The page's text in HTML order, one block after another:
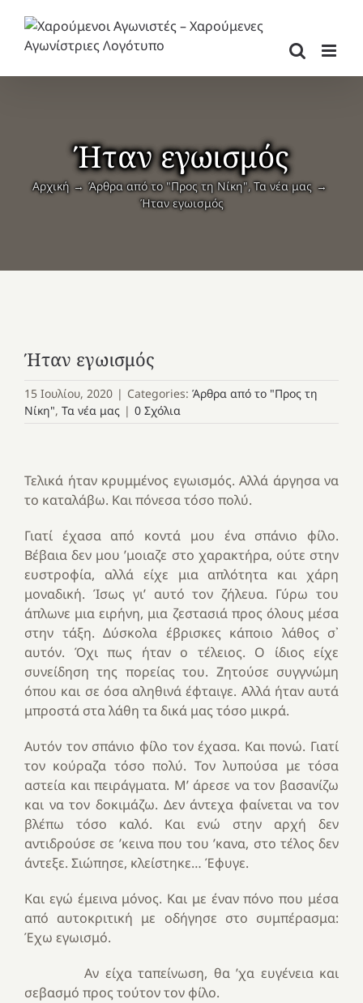
περιεχόμενο
Ήταν εγωισμός
Αρχική Άρθρα από το "Προς τη Νίκη" Τα νέα μας
Ήταν εγωισμός
Ήταν εγωισμός
15 Ιουλίου, 2020 | Categories: Άρθρα από το "Προς τη
Νίκη", Τα νέα μας | 0 Σχόλια
Τελικά ήταν κρυμμένος εγωισμός. Αλλά άργησα να
το καταλάβω. Και πόνεσα τόσο πολύ.
Γιατί έχασα από κοντά μου ένα σπάνιο φίλο.
Βέβαια δεν μου ’μοιαζε στο χαρακτήρα, ούτε στην
ευστροφία, αλλά είχε μια απλότητα και χάρη
μοναδική. Ίσως γι’ αυτό τον ζήλευα. Γύρω του
άπλωνε μια ειρήνη, μια ζεστασιά προς όλους μέσα
στην τάξη. Δύσκολα έβρισκες κάποιο λάθος σ᾿
αυτόν. Όχι πως ήταν ο τέλειος. Ο ίδιος είχε
συνείδηση της πορείας του. Ζητούσε συγγνώμη
όπου και σε όσα αληθινά έφταιγε. Αλλά ήταν αυτά
μπροστά στα λάθη τα δικά μας τόσο μικρά.
Αυτόν τον σπάνιο φίλο τον έχασα. Και πονώ. Γιατί
τον κούραζα τόσο πολύ. Τον λυπούσα με τόσα
αστεία και πειράγματα. Μ’ άρεσε να τον βασανίζω
και να τον δοκιμάζω. Δεν άντεχα φαίνεται να τον
βλέπω τόσο καλό. Και ενώ στην αρχή δεν
αντιδρούσε σε ’κεινα που του ’κανα, στο τέλος δεν
άντεξε. Σιώπησε, κλείστηκε… Έφυγε.
Και εγώ έμεινα μόνος. Και με έναν πόνο που μέσα
από αυτοκριτική με οδήγησε στο συμπέρασμα:
Έχω εγωισμό.
Αν είχα ταπείνωση, θα ’χα ευγένεια και
σεβασμό προς τούτον τον φίλο.